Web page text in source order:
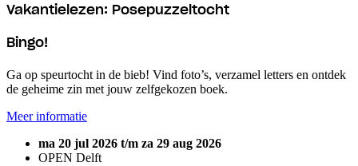
Vakantielezen: Posepuzzeltocht
Bingo!
Ga op speurtocht in de bieb! Vind foto’s, verzamel letters en ontdek
de geheime zin met jouw zelfgekozen boek.
Meer informatie
ma 20 jul 2026 t/m za 29 aug 2026
OPEN Delft